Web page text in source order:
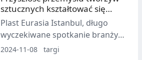
sztucznych kształtować się
będzie na Plast Eurasia
Plast Eurasia Istanbul, długo
wyczekiwane spotkanie branży
tworzyw sztucznych, po raz
2024-11-08 targi